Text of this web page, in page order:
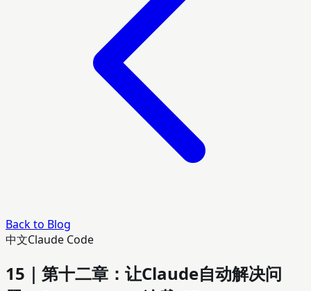
Back to Blog
中文Claude Code
15｜第十二章：让Claude自动解决问